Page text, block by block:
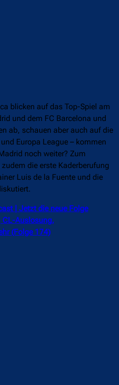
blicken auf das Top-Spiel am
und dem FC Barcelona und
ab, schauen aber auch auf die
Europa League – kommen
noch weiter? Zum
die erste Kaderberufung
Luis de la Fuente und die
| Jetzt die neue Folge
Auslosung,
(Folge 174)